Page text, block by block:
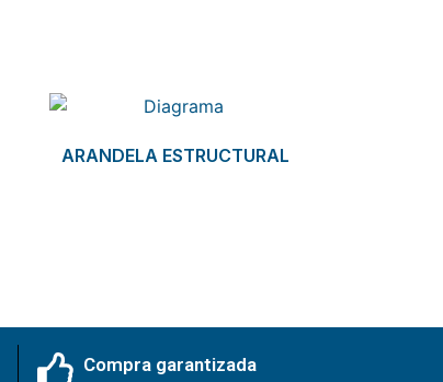
ARANDELA ESTRUCTURAL
Compra garantizada